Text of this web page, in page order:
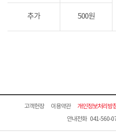
추가 500원
고객헌장 이용약관 개인정보처리방
안내전화 041-560-